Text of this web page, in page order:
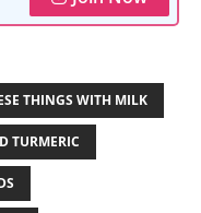
THINGS WITH MILK
TURMERIC